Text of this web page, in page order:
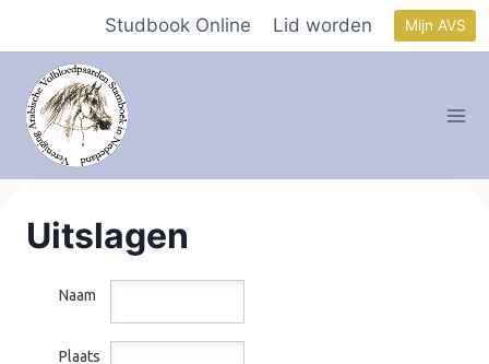
inhoud
Studbook Online Lid worden Mijn AVS
Uitslagen